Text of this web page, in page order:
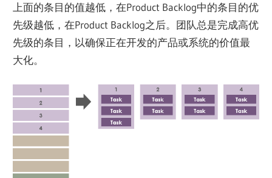
上面的条目的值越低，在Product Backlog中的条目的优
先级越低，在Product Backlog之后。团队总是完成高优
先级的条目，以确保正在开发的产品或系统的价值最
大化。